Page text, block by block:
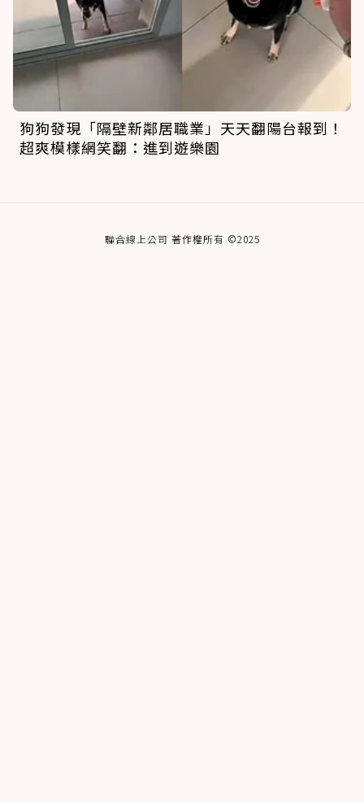
狗狗發現「隔壁新鄰居職業」天天翻陽台報到！
超爽模樣網笑翻：進到遊樂園
聯合線上公司 著作權所有 ©2025